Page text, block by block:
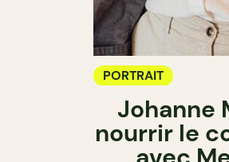
PORTRAIT
Johanne
nourrir le